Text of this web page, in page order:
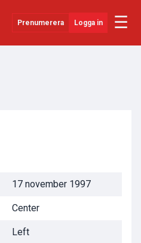
Prenumerera Logga in ☰
17 november 1997
Center
Left